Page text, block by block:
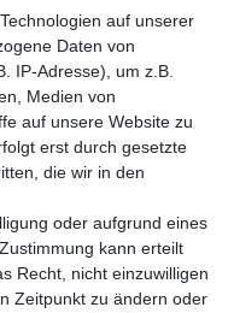
auf unserer
Daten von
IP-Adresse), um z.B.
Medien von
auf unsere Website zu
erst durch gesetzte
die wir in den
oder aufgrund eines
kann erteilt
Recht, nicht einzuwilligen
Zeitpunkt zu ändern oder